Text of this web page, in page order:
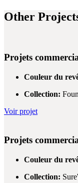
Other
Projets
Couleur du
Collection:
Voir projet
Projets
Couleur du
Collection: